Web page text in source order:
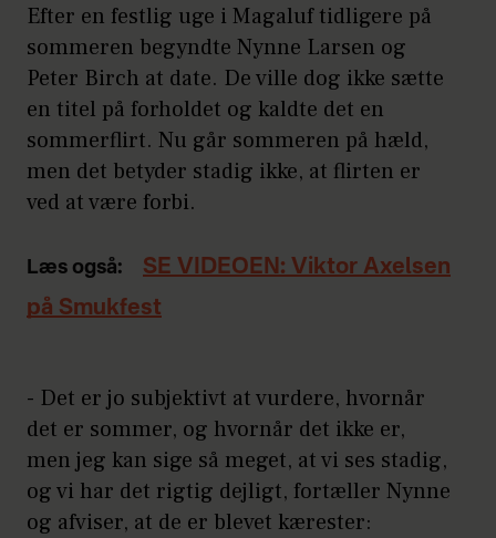
Efter en festlig uge i Magaluf tidligere på
sommeren begyndte Nynne Larsen og
Peter Birch at date. De ville dog ikke sætte
en titel på forholdet og kaldte det en
sommerflirt. Nu går sommeren på hæld,
men det betyder stadig ikke, at flirten er
ved at være forbi.
Læs også:
SE VIDEOEN: Viktor Axelsen
på Smukfest
- Det er jo subjektivt at vurdere, hvornår
det er sommer, og hvornår det ikke er,
men jeg kan sige så meget, at vi ses stadig,
og vi har det rigtig dejligt, fortæller Nynne
og afviser, at de er blevet kærester: